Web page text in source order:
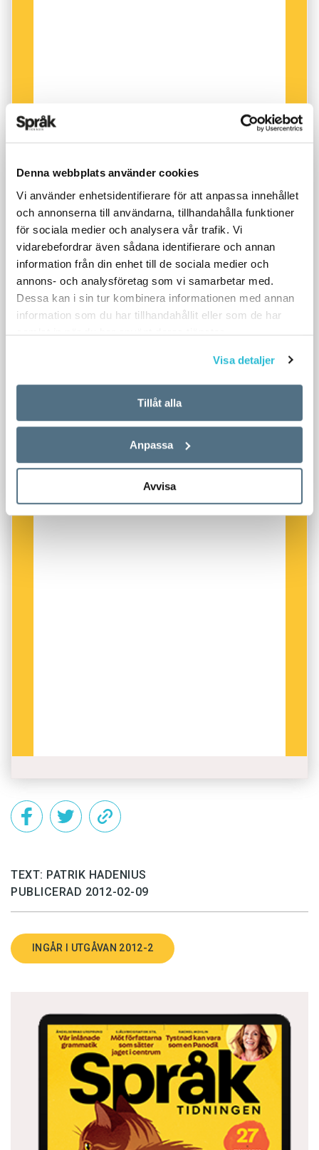
Denna webbplats använder cookies
Vi använder enhetsidentifierare för att anpassa innehållet
och annonserna till användarna, tillhandahålla funktioner
för sociala medier och analysera vår trafik. Vi
vidarebefordrar även sådana identifierare och annan
information från din enhet till de sociala medier och
annons- och analysföretag som vi samarbetar med.
Dessa kan i sin tur kombinera informationen med annan
information som du har tillhandahållit eller som de har
samlat in när du har använt deras tjänster.
Visa detaljer
Tillåt alla
Anpassa
Avvisa
kring nyordslistan mest är positiv. Det är bara
bra att vi diskuterar ords politiska dimension.
Om du säger tjejsamla – så har du valt sida.
TEXT: PATRIK HADENIUS
PUBLICERAD 2012-02-09
INGÅR I UTGÅVAN 2012-2